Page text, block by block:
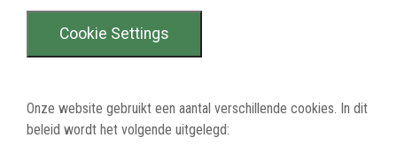
Cookie Settings
Onze website gebruikt een aantal verschillende cookies. In dit
beleid wordt het volgende uitgelegd: